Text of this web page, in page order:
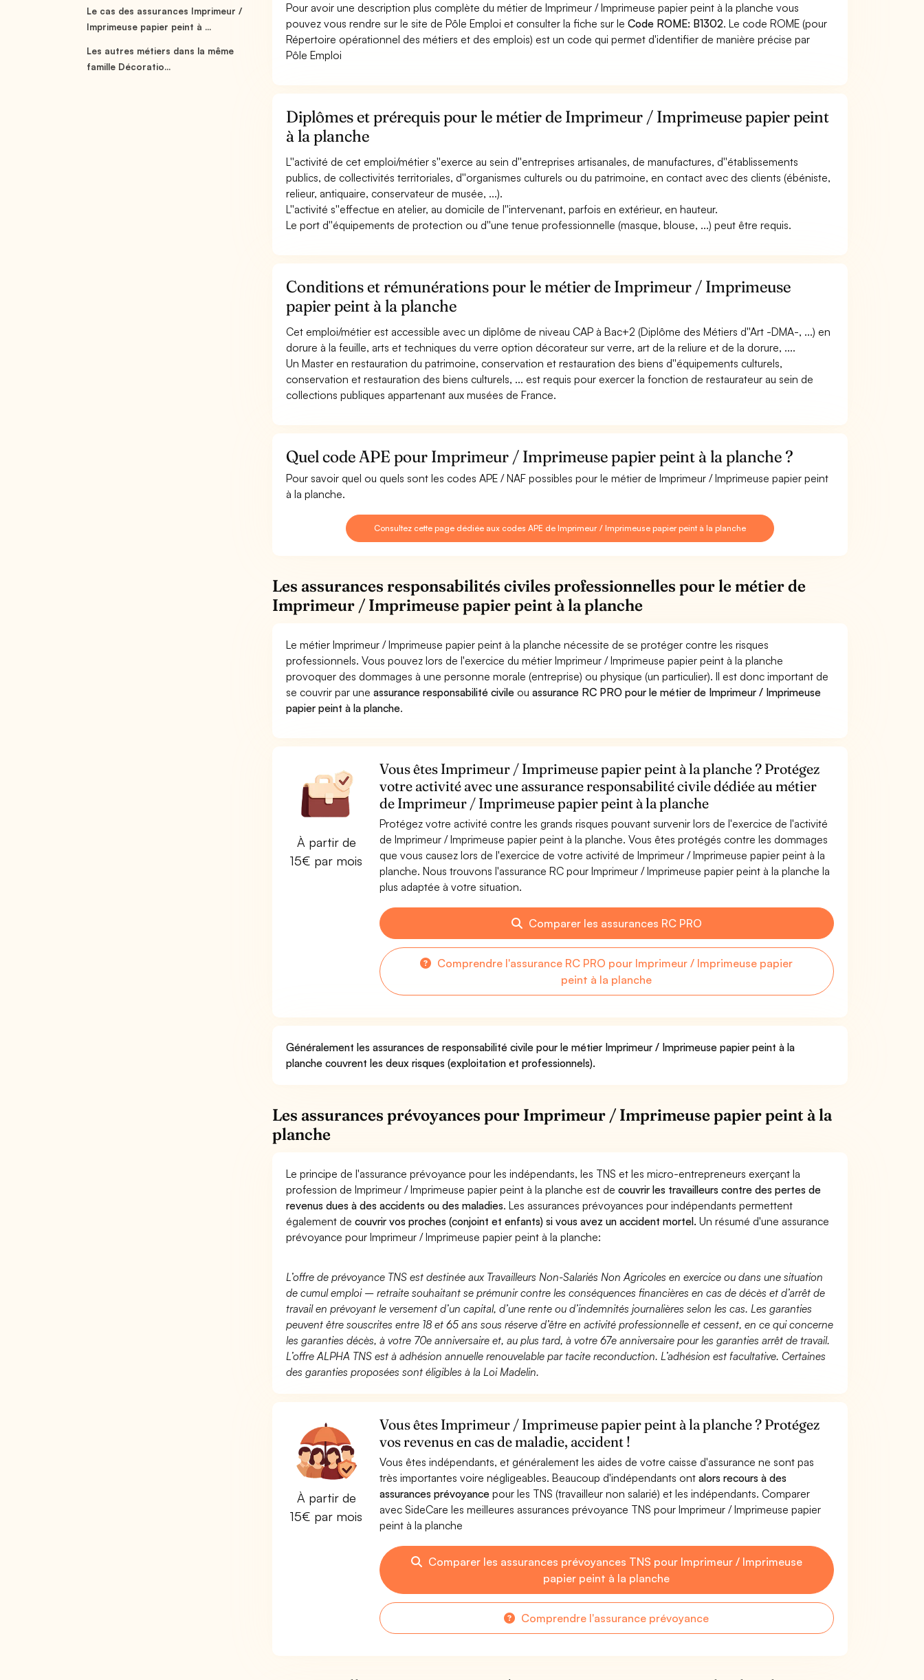
Le cas des assurances Imprimeur /
Imprimeuse papier peint à ...
Les autres métiers dans la même
famille Décoratio...
Pour avoir une description plus complète du métier de Imprimeur / Imprimeuse papier peint à la planche vous
pouvez vous rendre sur le site de Pôle Emploi et consulter la fiche sur leCode ROME: B1302. Le code ROME (pour
Répertoire opérationnel des métiers et des emplois) est un code qui permet d'identifier de manière précise par
Pôle Emploi
Diplômes et prérequis pour le métier de Imprimeur / Imprimeuse papier peint
à la planche
L''activité de cet emploi/métier s''exerce au sein d''entreprises artisanales, de manufactures, d''établissements
publics, de collectivités territoriales, d''organismes culturels ou du patrimoine, en contact avec des clients (ébéniste,
relieur, antiquaire, conservateur de musée, ...).
L''activité s''effectue en atelier, au domicile de l''intervenant, parfois en extérieur, en hauteur.
Le port d''équipements de protection ou d''une tenue professionnelle (masque, blouse, ...) peut être requis.
Conditions et rémunérations pour le métier de Imprimeur / Imprimeuse
papier peint à la planche
Cet emploi/métier est accessible avec un diplôme de niveau CAP à Bac+2 (Diplôme des Métiers d''Art -DMA-, ...) en
dorure à la feuille, arts et techniques du verre option décorateur sur verre, art de la reliure et de la dorure, ....
Un Master en restauration du patrimoine, conservation et restauration des biens d''équipements culturels,
conservation et restauration des biens culturels, ... est requis pour exercer la fonction de restaurateur au sein de
collections publiques appartenant aux musées de France.
Quel code APE pour Imprimeur / Imprimeuse papier peint à la planche ?
Pour savoir quel ou quels sont les codes APE / NAF possibles pour le métier de Imprimeur / Imprimeuse papier peint
à la planche.
Consultez cette page dédiée aux codes APE de Imprimeur / Imprimeuse papier peint à la planche
Les assurances responsabilités civiles professionnelles pour le métier de
Imprimeur / Imprimeuse papier peint à la planche
Le métier Imprimeur / Imprimeuse papier peint à la planche nécessite de se protéger contre les risques
professionnels. Vous pouvez lors de l'exercice du métier Imprimeur / Imprimeuse papier peint à la planche
provoquer des dommages à une personne morale (entreprise) ou physique (un particulier). Il est donc important de
se couvrir par uneassurance responsabilité civile ouassurance RC PRO pour le métier de Imprimeur / Imprimeuse
papier peint à la planche.
À partir de
15€ par mois
Vous êtes Imprimeur / Imprimeuse papier peint à la planche ? Protégez
votre activité avec une assurance responsabilité civile dédiée au métier
de Imprimeur / Imprimeuse papier peint à la planche
Protégez votre activité contre les grands risques pouvant survenir lors de l'exercice de l'activité
de Imprimeur / Imprimeuse papier peint à la planche. Vous êtes protégés contre les dommages
que vous causez lors de l'exercice de votre activité de Imprimeur / Imprimeuse papier peint à la
planche. Nous trouvons l'assurance RC pour Imprimeur / Imprimeuse papier peint à la planche la
plus adaptée à votre situation.
Comparer les assurances RC PRO
Comprendre l'assurance RC PRO pour Imprimeur / Imprimeuse papier
peint à la planche
Généralement les assurances de responsabilité civile pour le métier Imprimeur / Imprimeuse papier peint à la
planche couvrent les deux risques (exploitation et professionnels).
Les assurances prévoyances pour Imprimeur / Imprimeuse papier peint à la
planche
Le principe de l'assurance prévoyance pour les indépendants, les TNS et les micro-entrepreneurs exerçant la
profession de Imprimeur / Imprimeuse papier peint à la planche est decouvrir les travailleurs contre des pertes de
revenus dues à des accidents ou des maladies. Les assurances prévoyances pour indépendants permettent
également decouvrir vos proches (conjoint et enfants) si vous avez un accident mortel. Un résumé d'une assurance
prévoyance pour Imprimeur / Imprimeuse papier peint à la planche:
L’offre de prévoyance TNS est destinée aux Travailleurs Non-Salariés Non Agricoles en exercice ou dans une situation
de cumul emploi – retraite souhaitant se prémunir contre les conséquences financières en cas de décès et d’arrêt de
travail en prévoyant le versement d’un capital, d’une rente ou d’indemnités journalières selon les cas. Les garanties
peuvent être souscrites entre 18 et 65 ans sous réserve d’être en activité professionnelle et cessent, en ce qui concerne
les garanties décès, à votre 70e anniversaire et, au plus tard, à votre 67e anniversaire pour les garanties arrêt de travail.
L’offre ALPHA TNS est à adhésion annuelle renouvelable par tacite reconduction. L’adhésion est facultative. Certaines
des garanties proposées sont éligibles à la Loi Madelin.
À partir de
15€ par mois
Vous êtes Imprimeur / Imprimeuse papier peint à la planche ? Protégez
vos revenus en cas de maladie, accident !
Vous êtes indépendants, et généralement les aides de votre caisse d'assurance ne sont pas
très importantes voire négligeables. Beaucoup d'indépendants ont alors recours à des
assurances prévoyancepour les TNS (travailleur non salarié) et les indépendants. Comparer
avec SideCare les meilleures assurances prévoyance TNS pour Imprimeur / Imprimeuse papier
peint à la planche
Comparer les assurances prévoyances TNS pour Imprimeur / Imprimeuse
papier peint à la planche
Comprendre l'assurance prévoyance